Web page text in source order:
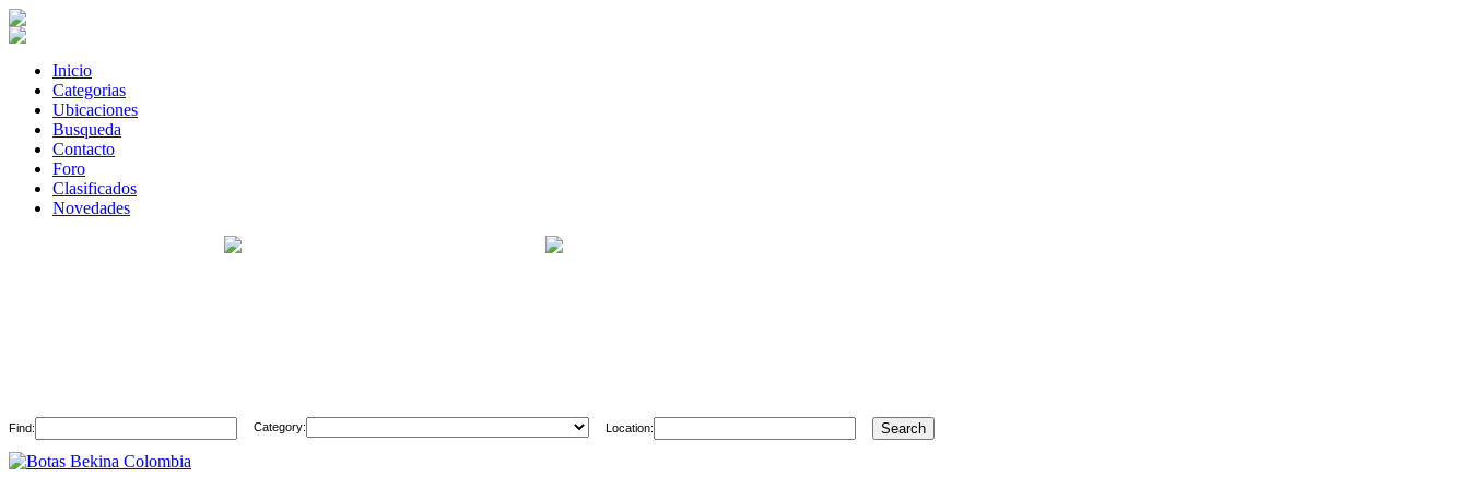
Inicio
Categorias
Ubicaciones
Busqueda
Contacto
Foro
Clasificados
Novedades
Find: Category: Location: